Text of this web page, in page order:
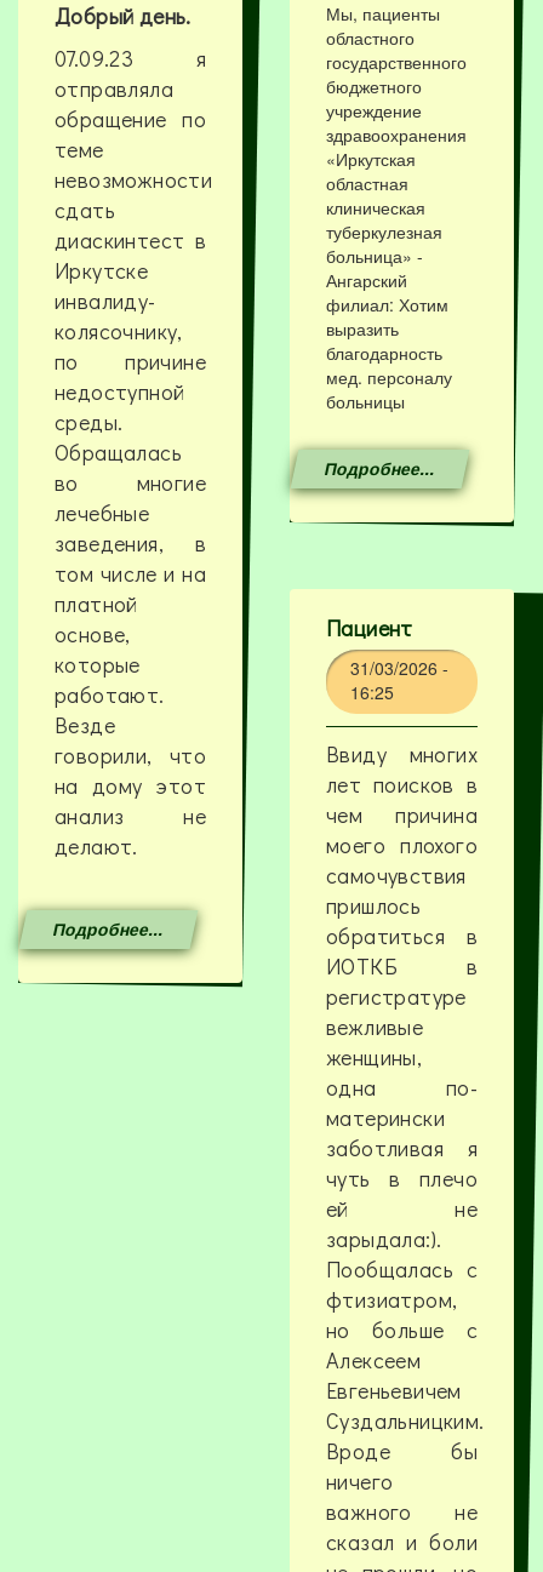
Добрый день.
07.09.23 я
отправляла
обращение по
теме
невозможности
сдать
диаскинтест в
Иркутске
инвалиду-
колясочнику,
по причине
недоступной
среды.
Обращалась
во многие
лечебные
заведения, в
том числе и на
платной
основе,
которые
работают.
Везде
говорили, что
на дому этот
анализ не
делают.
Подробнее...
Мы, пациенты
областного
государственного
бюджетного
учреждение
здравоохранения
«Иркутская
областная
клиническая
туберкулезная
больница» -
Ангарский
филиал: Хотим
выразить
благодарность
мед. персоналу
больницы
Подробнее...
Пациент
31/03/2026 -
16:25
Ввиду многих
лет поисков в
чем причина
моего плохого
самочувствия
пришлось
обратиться в
ИОТКБ в
регистратуре
вежливые
женщины,
одна по-
матерински
заботливая я
чуть в плечо
ей не
зарыдала:).
Пообщалась с
фтизиатром,
но больше с
Алексеем
Евгеньевичем
Суздальницким.
Вроде бы
ничего
важного не
сказал и боли